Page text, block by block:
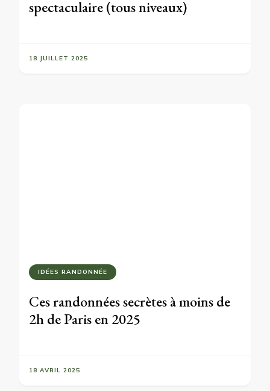
spectaculaire (tous niveaux)
18 JUILLET 2025
IDÉES RANDONNÉE
Ces randonnées secrètes à moins de
2h de Paris en 2025
18 AVRIL 2025